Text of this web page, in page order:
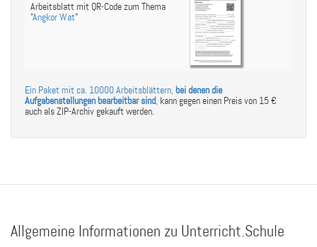
Arbeitsblatt mit QR-Code zum Thema
"Angkor Wat"
Ein Paket mit ca. 10000 Arbeitsblättern, bei denen die
Aufgabenstellungen bearbeitbar sind, kann gegen einen Preis von 15 €
auch als ZIP-Archiv gekauft werden.
Allgemeine Informationen zu Unterricht.Schule